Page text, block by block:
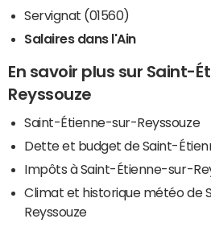
Servignat (01560)
Salaires dans l'Ain
En savoir plus sur Saint-
Reyssouze
Saint-Étienne-sur-Reyssouze
Dette et budget de Saint-
Impôts à Saint-Étienne-sur-
Climat et historique météo de
Reyssouze